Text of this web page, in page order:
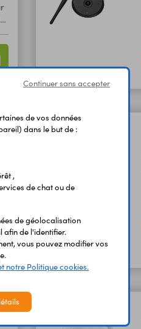
Continuer sans accepter
de vos données
dans le but de :
,
de chat ou de
de géolocalisation
afin de l'identifier.
vous pouvez modifier vos
notre Politique cookies.